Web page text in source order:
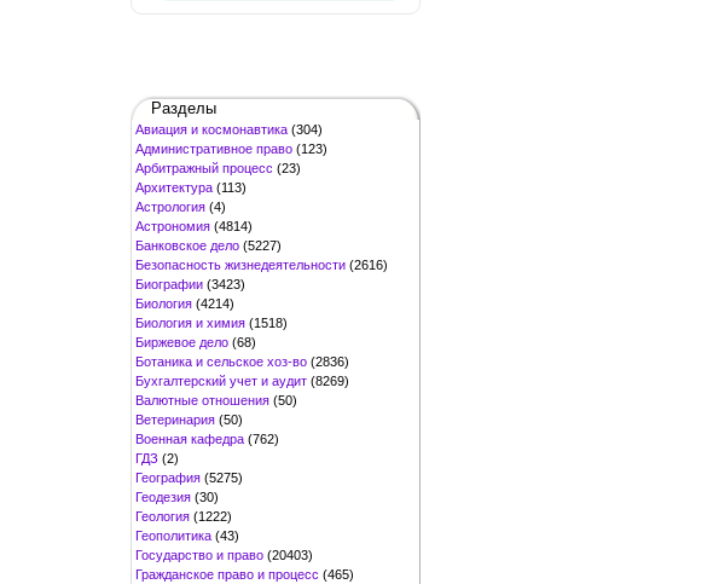
Разделы
Авиация и космонавтика (304)
Административное право (123)
Арбитражный процесс (23)
Архитектура (113)
Астрология (4)
Астрономия (4814)
Банковское дело (5227)
Безопасность жизнедеятельности (2616)
Биографии (3423)
Биология (4214)
Биология и химия (1518)
Биржевое дело (68)
Ботаника и сельское хоз-во (2836)
Бухгалтерский учет и аудит (8269)
Валютные отношения (50)
Ветеринария (50)
Военная кафедра (762)
ГДЗ (2)
География (5275)
Геодезия (30)
Геология (1222)
Геополитика (43)
Государство и право (20403)
Гражданское право и процесс (465)